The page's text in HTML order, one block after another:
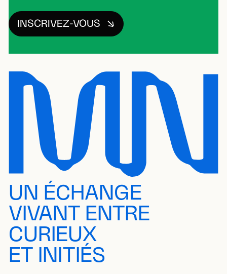
INSCRIVEZ-VOUS
UN ÉCHANGE
VIVANT ENTRE
CURIEUX
ET INITIÉS